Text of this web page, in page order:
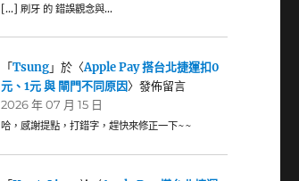
[…] 刷牙 的 錯誤觀念與…
「Tsung」於〈Apple Pay 搭台北捷運扣0
元、1元 與 閘門不同原因〉發佈留言
2026 年 07 月 15 日
哈，感謝提點，打錯字，趕快來修正一下~~